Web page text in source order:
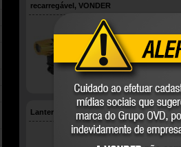
recarregável, VONDER
80.75.150.280
VONDER
COMPARE
Lanterna traseira para bicicleta, VONDER